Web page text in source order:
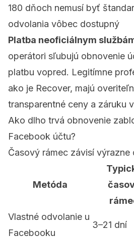
180 dňoch nemusí byť
odvolania vôbec dostupný
Platba neoficiálnym
operátori sľubujú obnovenie
platbu vopred. Legitímne
ako je Recover, majú
transparentné ceny a záruku
Ako dlho trvá obnovenie
Facebook účtu?
Časový rámec závisí
Metóda
Vlastné odvolanie u
Facebooku
3–21 dní